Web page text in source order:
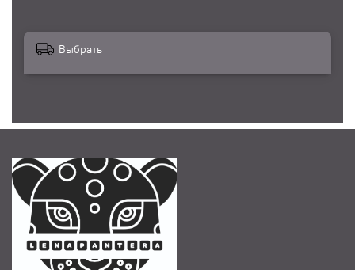
Выбрать